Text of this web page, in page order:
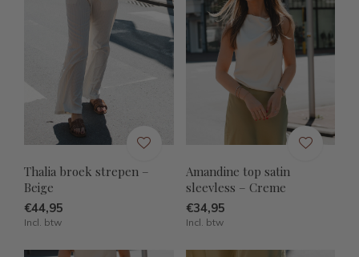
Thalia broek strepen –
Beige
€44,95
Incl. btw
Amandine top satin
sleevless – Creme
€34,95
Incl. btw